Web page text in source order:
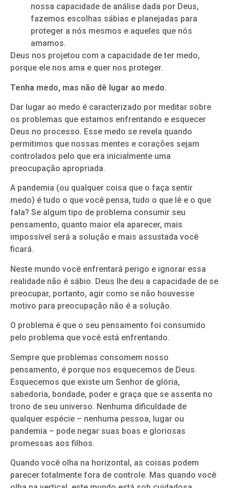
nossa capacidade de análise dada por Deus,
fazemos escolhas sábias e planejadas para
proteger a nós mesmos e aqueles que nós
amamos.
Deus nos projetou com a capacidade de ter medo,
porque ele nos ama e quer nos proteger.
Tenha medo, mas não dê lugar ao medo.
Dar lugar ao medo é caracterizado por meditar sobre
os problemas que estamos enfrentando e esquecer
Deus no processo. Esse medo se revela quando
permitimos que nossas mentes e corações sejam
controlados pelo que era inicialmente uma
preocupação apropriada.
A pandemia (ou qualquer coisa que o faça sentir
medo) é tudo o que você pensa, tudo o que lê e o que
fala? Se algum tipo de problema consumir seu
pensamento, quanto maior ela aparecer, mais
impossível será a solução e mais assustada você
ficará.
Neste mundo você enfrentará perigo e ignorar essa
realidade não é sábio. Deus lhe deu a capacidade de se
preocupar, portanto, agir como se não houvesse
motivo para preocupação não é a solução.
O problema é que o seu pensamento foi consumido
pelo problema que você está enfrentando.
Sempre que problemas consomem nosso
pensamento, é porque nos esquecemos de Deus.
Esquecemos que existe um Senhor de glória,
sabedoria, bondade, poder e graça que se assenta no
trono de seu universo. Nenhuma dificuldade de
qualquer espécie – nenhuma pessoa, lugar ou
pandemia – pode negar suas boas e gloriosas
promessas aos filhos.
Quando você olha na horizontal, as coisas podem
parecer totalmente fora de controle. Mas quando você